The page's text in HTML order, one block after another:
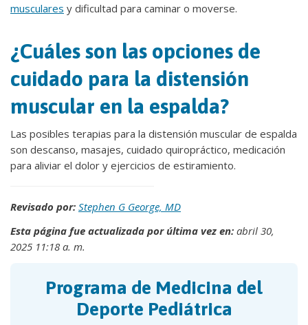
musculares y dificultad para caminar o moverse.
¿Cuáles son las opciones de
cuidado para la distensión
muscular en la espalda?
Las posibles terapias para la distensión muscular de espalda
son descanso, masajes, cuidado quiropráctico, medicación
para aliviar el dolor y ejercicios de estiramiento.
Revisado por: Stephen G George, MD
Esta página fue actualizada por última vez en: abril 30,
2025 11:18 a. m.
Programa de Medicina del
Deporte Pediátrica